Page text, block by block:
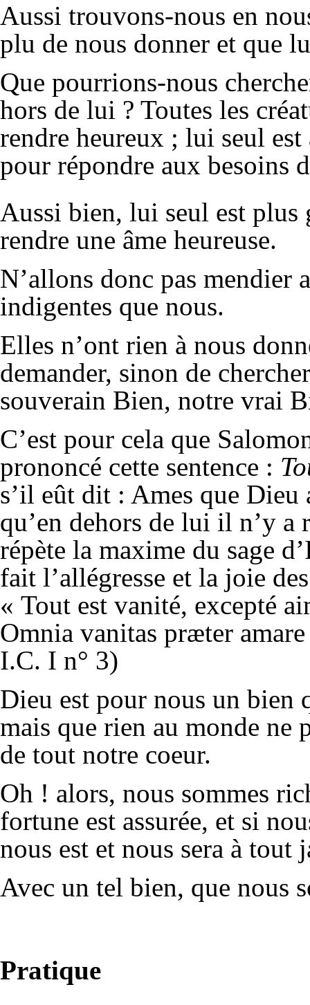
Aussi trouvons-nous en
plu de nous donner et que
Que pourrions-nous
hors de lui ? Toutes les
rendre heureux ; lui seul est
pour répondre aux besoins
Aussi bien, lui seul est plus
rendre une âme heureuse.
N’allons donc pas mendier
indigentes que nous.
Elles n’ont rien à nous
demander, sinon de
souverain Bien, notre vrai
C’est pour cela que
prononcé cette sentence :
s’il eût dit : Ames que Dieu
qu’en dehors de lui il n’y a
répète la maxime du sage
fait l’allégresse et la joie
« Tout est vanité, excepté
Omnia vanitas præter
I.C. I n° 3)
Dieu est pour nous un bien
mais que rien au monde ne
de tout notre coeur.
Oh ! alors, nous sommes
fortune est assurée, et si
nous est et nous sera à tout
Avec un tel bien, que nous
Pratique